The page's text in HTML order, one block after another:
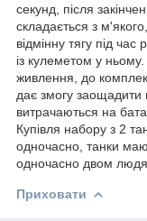
секунд, після
складається з
відмінну тягу під
із кулеметом у
живлення, до
дає змогу заощадити
витрачаються на
Купівля набору з 2
одночасно, танки
одночасно двом
Приховати